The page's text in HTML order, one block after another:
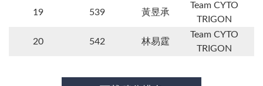
19 539 黃昱承
Team CYTO
TRIGON
20 542 林易霆
Team CYTO
TRIGON